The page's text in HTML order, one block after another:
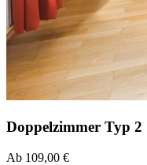
Doppelzimmer Typ 2
Ab 109,00 €